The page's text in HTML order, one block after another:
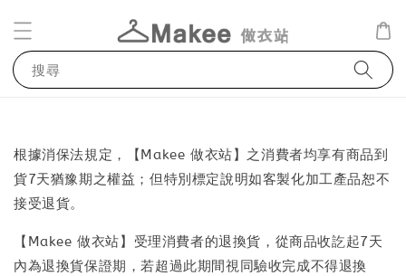
搜尋
根據消保法規定，【Makee 做衣站】之消費者均享有商品到
貨7天猶豫期之權益；但特別標定說明如客製化加工產品恕不
接受退貨。
【Makee 做衣站】受理消費者的退換貨，從商品收訖起7天
內為退換貨保證期，若超過此期間視同驗收完成不得退換